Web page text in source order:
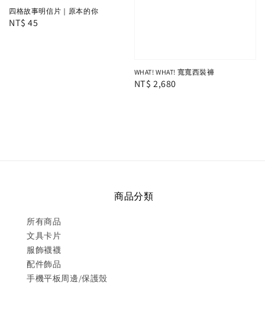
四格故事明信片｜原本的你
Regular
NT$ 45
WHAT! WHAT! 寬寬西裝褲
Regular
NT$ 2,680
商品分類
所有商品
文具卡片
服飾襪襪
配件飾品
手機平板周邊/保護殼